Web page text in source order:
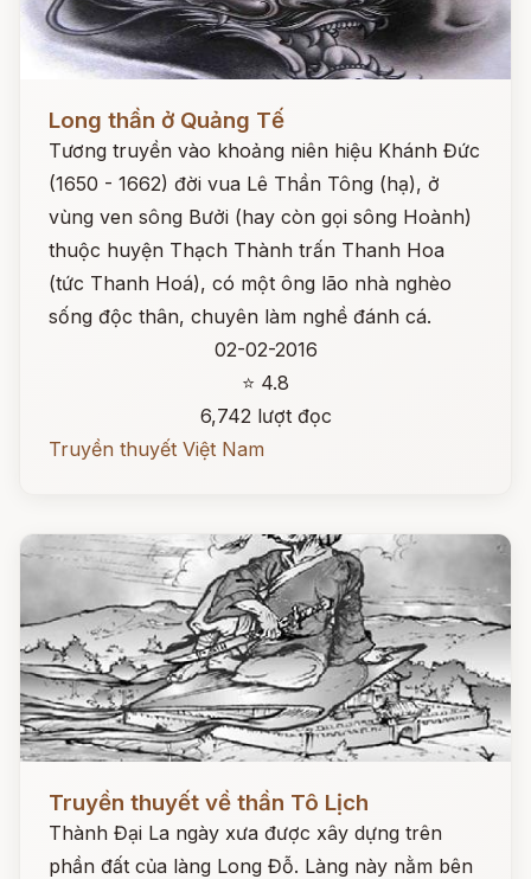
Long thần ở Quảng Tế
Tương truyền vào khoảng niên hiệu Khánh Đức
(1650 - 1662) đời vua Lê Thần Tông (hạ), ở
vùng ven sông Bưởi (hay còn gọi sông Hoành)
thuộc huyện Thạch Thành trấn Thanh Hoa
(tức Thanh Hoá), có một ông lão nhà nghèo
sống độc thân, chuyên làm nghề đánh cá.
02-02-2016
⭐ 4.8
6,742 lượt đọc
Truyền thuyết Việt Nam
Đọc ngay
Truyền thuyết về thần Tô Lịch
Thành Đại La ngày xưa được xây dựng trên
phần đất của làng Long Đỗ. Làng này nằm bên